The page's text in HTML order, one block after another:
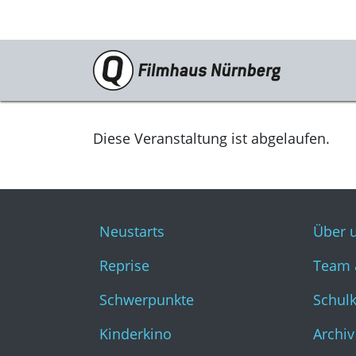
Programm
Neustarts
Kinderkino
Stummfilm
Cine International
Filmclub
Diese Veranstaltung ist abgelaufen.
Neustarts
Reprise
Schwerpunkte
Kinderkino
Über
Team
Archiv